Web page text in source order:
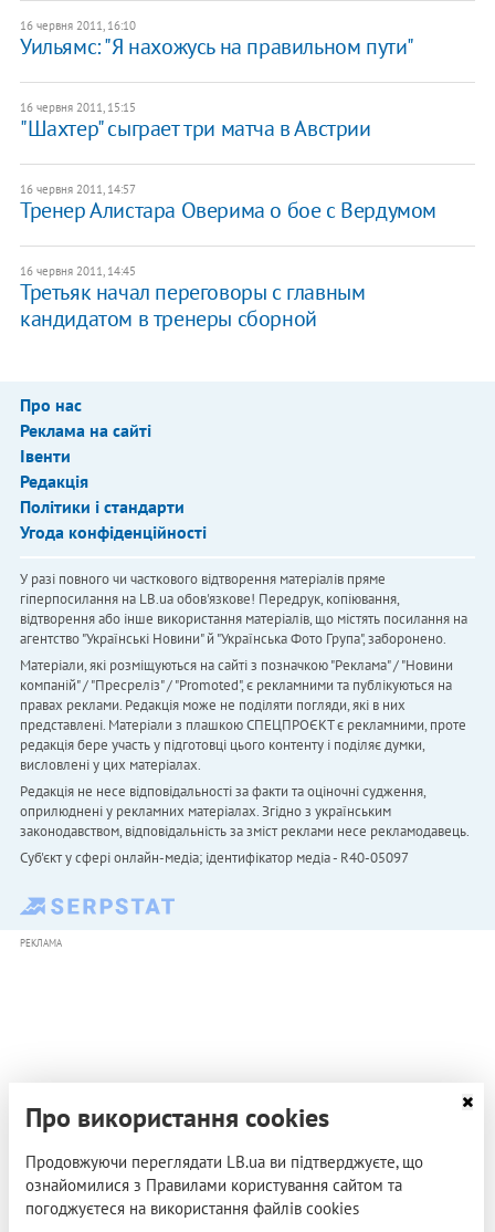
16 червня 2011, 16:10
Уильямс: "Я нахожусь на правильном пути"
16 червня 2011, 15:15
"Шахтер" сыграет три матча в Австрии
16 червня 2011, 14:57
Тренер Алистара Оверима о бое с Вердумом
16 червня 2011, 14:45
Третьяк начал переговоры с главным
кандидатом в тренеры сборной
Про нас
Реклама на сайті
Івенти
Редакція
Політики і стандарти
Угода конфіденційності
У разі повного чи часткового відтворення матеріалів пряме
гіперпосилання на LB.ua обов'язкове! Передрук, копіювання,
відтворення або інше використання матеріалів, що містять посилання на
агентство "Українськi Новини" й "Українська Фото Група", заборонено.
Матеріали, які розміщуються на сайті з позначкою "Реклама" / "Новини
компаній" / "Пресреліз" / "Promoted", є рекламними та публікуються на
правах реклами. Редакція може не поділяти погляди, які в них
представлені. Матеріали з плашкою СПЕЦПРОЄКТ є рекламними, проте
редакція бере участь у підготовці цього контенту і поділяє думки,
висловлені у цих матеріалах.
Редакція не несе відповідальності за факти та оціночні судження,
оприлюднені у рекламних матеріалах. Згідно з українським
законодавством, відповідальність за зміст реклами несе рекламодавець.
Cуб'єкт у сфері онлайн-медіа; ідентифікатор медіа - R40-05097
РЕКЛАМА
Про використання cookies
Продовжуючи переглядати LB.ua ви підтверджуєте, що
ознайомилися з Правилами користування сайтом та
погоджуєтеся на використання файлів cookies